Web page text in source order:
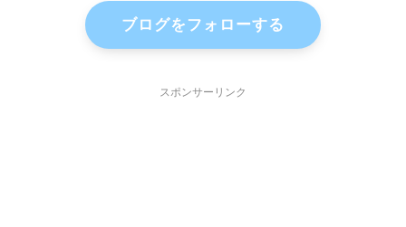
ブログをフォローする
スポンサーリンク